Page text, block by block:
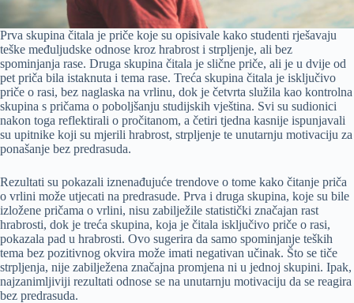
Prva skupina čitala je priče koje su opisivale kako studenti rješavaju
teške međuljudske odnose kroz hrabrost i strpljenje, ali bez
spominjanja rase. Druga skupina čitala je slične priče, ali je u dvije od
pet priča bila istaknuta i tema rase. Treća skupina čitala je isključivo
priče o rasi, bez naglaska na vrlinu, dok je četvrta služila kao kontrolna
skupina s pričama o poboljšanju studijskih vještina. Svi su sudionici
nakon toga reflektirali o pročitanom, a četiri tjedna kasnije ispunjavali
su upitnike koji su mjerili hrabrost, strpljenje te unutarnju motivaciju za
ponašanje bez predrasuda.
Rezultati su pokazali iznenađujuće trendove o tome kako čitanje priča
o vrlini može utjecati na predrasude. Prva i druga skupina, koje su bile
izložene pričama o vrlini, nisu zabilježile statistički značajan rast
hrabrosti, dok je treća skupina, koja je čitala isključivo priče o rasi,
pokazala pad u hrabrosti. Ovo sugerira da samo spominjanje teških
tema bez pozitivnog okvira može imati negativan učinak. Što se tiče
strpljenja, nije zabilježena značajna promjena ni u jednoj skupini. Ipak,
najzanimljiviji rezultati odnose se na unutarnju motivaciju da se reagira
bez predrasuda.